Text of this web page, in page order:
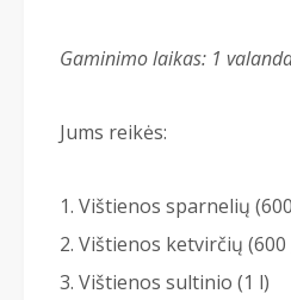
Gaminimo laikas: 1
Jums reikės:
Vištienos sparnelių
Vištienos ketvirčių (600
Vištienos sultinio (1 l)